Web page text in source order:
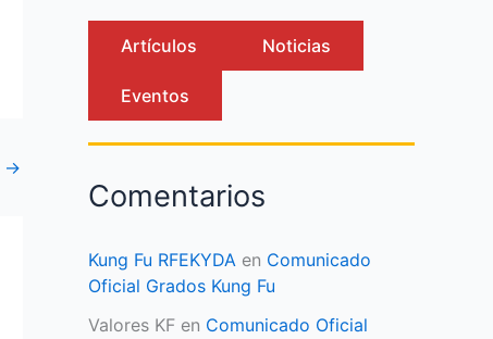
→
Artículos Noticias
Eventos
Comentarios
Kung Fu RFEKYDA en Comunicado
Oficial Grados Kung Fu
Valores KF en Comunicado Oficial